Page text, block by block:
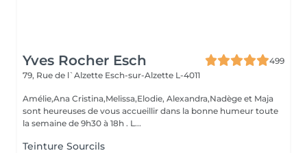
Yves Rocher Esch
499
79, Rue de l`Alzette Esch-sur-Alzette L-4011
Amélie,Ana Cristina,Melissa,Elodie, Alexandra,Nadège et Maja
sont heureuses de vous accueillir dans la bonne humeur toute
la semaine de 9h30 à 18h . L...
Teinture Sourcils